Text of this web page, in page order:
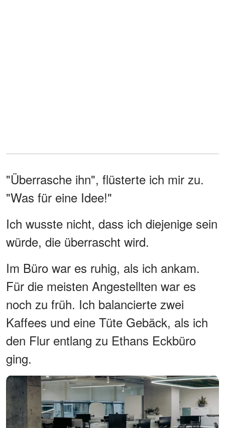
"Überrasche ihn", flüsterte ich mir zu.
"Was für eine Idee!"
Ich wusste nicht, dass ich diejenige sein
würde, die überrascht wird.
Im Büro war es ruhig, als ich ankam.
Für die meisten Angestellten war es
noch zu früh. Ich balancierte zwei
Kaffees und eine Tüte Gebäck, als ich
den Flur entlang zu Ethans Eckbüro
ging.